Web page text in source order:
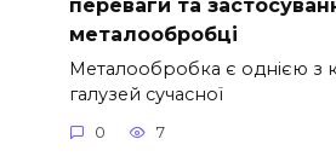
переваги та
металообробці
Металообробка є однією з
галузей сучасної
0 7